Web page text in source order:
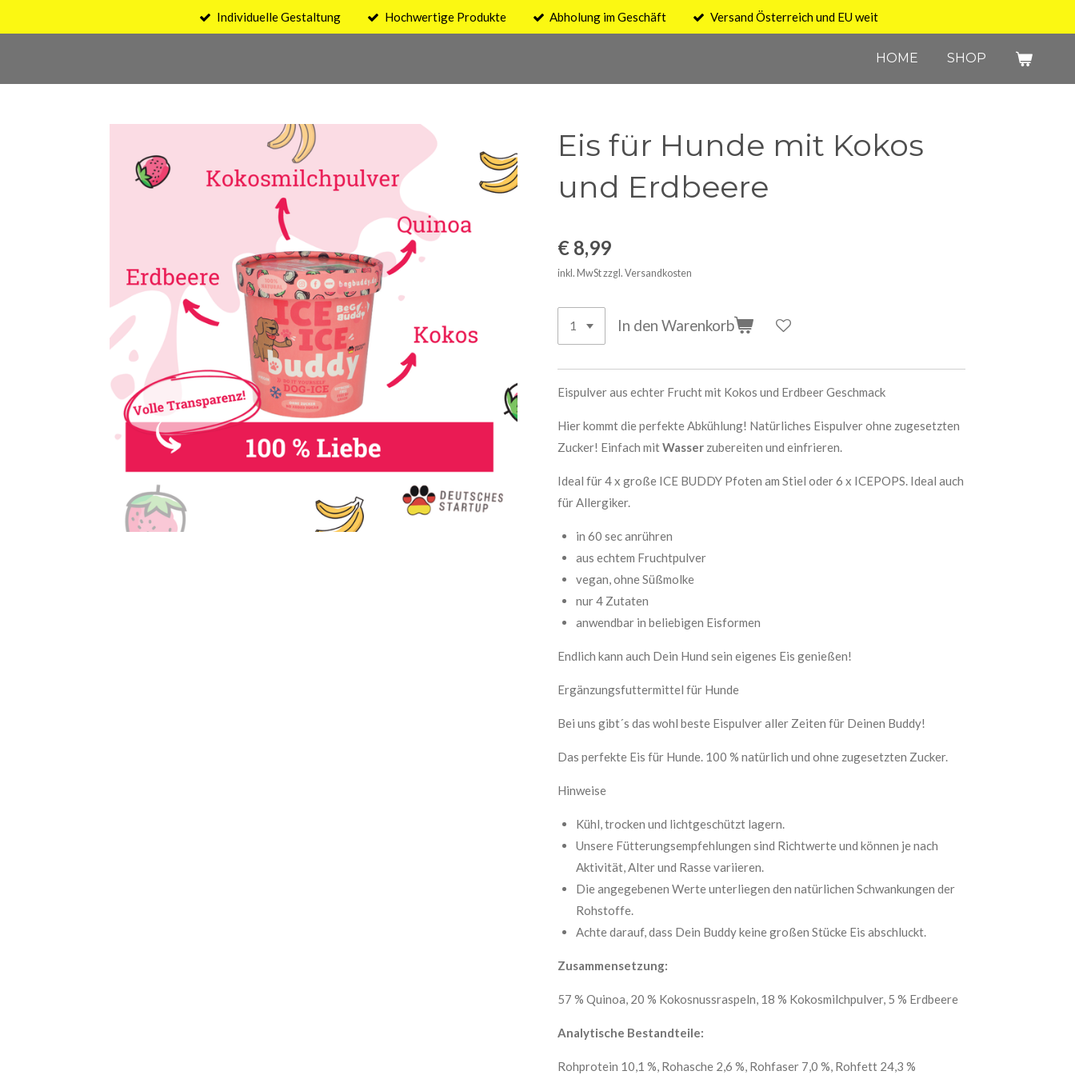
Individuelle Gestaltung Hochwertige Produkte Abholung im Geschäft Versand Österreich und EU weit
HOME SHOP
Eis für Hunde mit Kokos
und Erdbeere
€ 8,99
inkl. MwSt zzgl. Versandkosten
In den Warenkorb
Eispulver aus echter Frucht mit Kokos und Erdbeer Geschmack
Hier kommt die perfekte Abkühlung! Natürliches Eispulver ohne zugesetzten
Zucker! Einfach mitWasser zubereiten und einfrieren.
Ideal für 4 x große ICE BUDDY Pfoten am Stiel oder 6 x ICEPOPS. Ideal auch
für Allergiker.
in 60 sec anrühren
aus echtem Fruchtpulver
vegan, ohne Süßmolke
nur 4 Zutaten
anwendbar in beliebigen Eisformen
Endlich kann auch Dein Hund sein eigenes Eis genießen!
Ergänzungsfuttermittel für Hunde
Bei uns gibt´s das wohl beste Eispulver aller Zeiten für Deinen Buddy!
Das perfekte Eis für Hunde. 100 % natürlich und ohne zugesetzten Zucker.
Hinweise
Kühl, trocken und lichtgeschützt lagern.
Unsere Fütterungsempfehlungen sind Richtwerte und können je nach
Aktivität, Alter und Rasse variieren.
Die angegebenen Werte unterliegen den natürlichen Schwankungen der
Rohstoffe.
Achte darauf, dass Dein Buddy keine großen Stücke Eis abschluckt.
Zusammensetzung:
57 % Quinoa, 20 % Kokosnussraspeln, 18 % Kokosmilchpulver, 5 % Erdbeere
Analytische Bestandteile:
Rohprotein 10,1 %, Rohasche 2,6 %, Rohfaser 7,0 %, Rohfett 24,3 %